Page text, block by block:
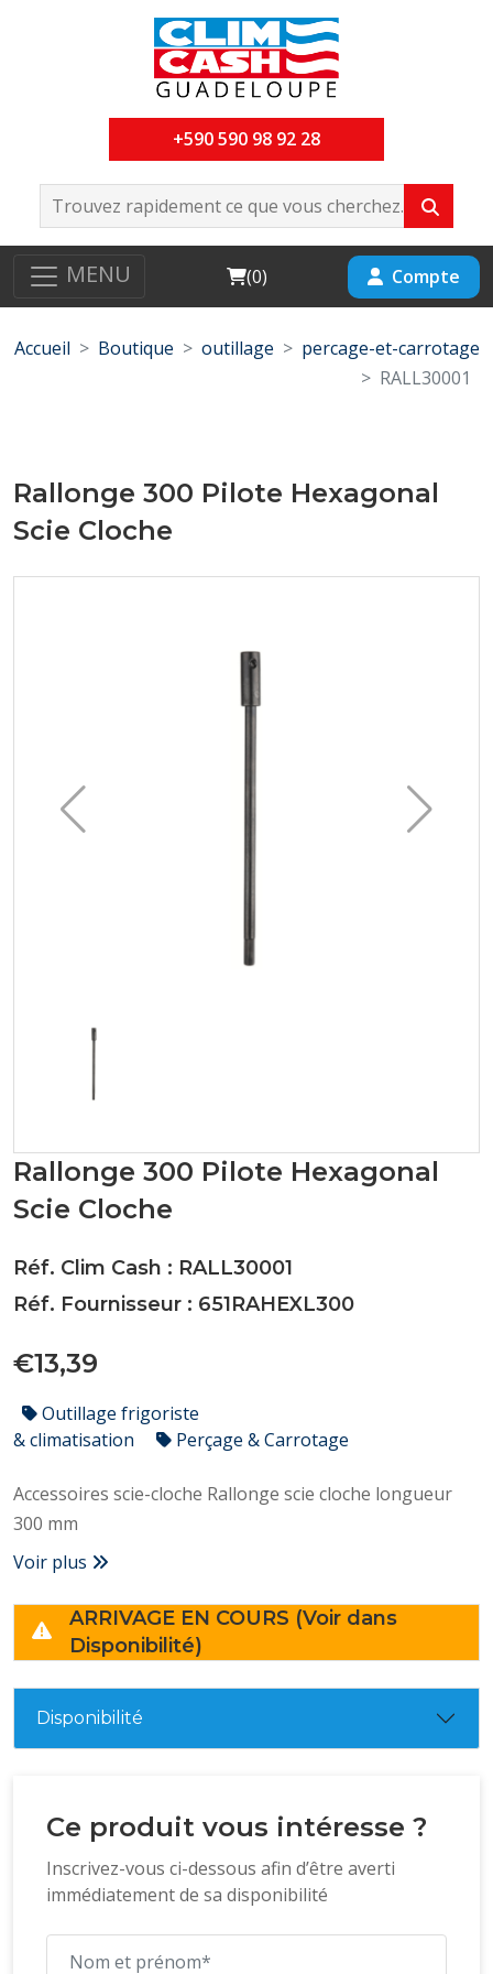
+590 590 98 92 28
MENU Cart
(0) Compte
Accueil Boutique outillage
percage-et-carrotage
RALL30001
Rallonge 300 Pilote Hexagonal
Scie Cloche
Rallonge 300 Pilote Hexagonal
Scie Cloche
Réf. Clim Cash : RALL30001
Réf. Fournisseur : 651RAHEXL300
€13,39
Outillage frigoriste
& climatisation
Perçage & Carrotage
Accessoires scie-cloche Rallonge scie cloche longueur
300 mm
Voir plus
ARRIVAGE EN COURS (Voir dans
Disponibilité)
Disponibilité
Ce produit vous intéresse ?
Inscrivez-vous ci-dessous afin d’être averti
immédiatement de sa disponibilité